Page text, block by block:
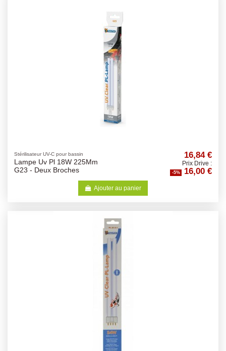
Stérilisateur UV-C pour bassin
Lampe Uv Pl 18W 225Mm
G23 - Deux Broches
16,84 €
Prix Drive :
-5% 16,00 €
Ajouter au panier